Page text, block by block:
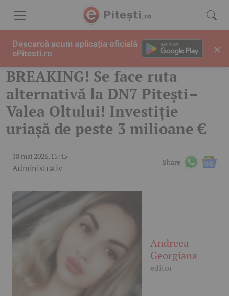
BREAKING! Se face ruta
alternativă la DN7 Pitești–
Valea Oltului! Investiție
uriașă de peste 3 milioane €
18 mai 2026, 15:45
Administrativ
Share
Andreea
Georgiana
editor
Descarcă acum aplicația oficială
ePitesti.ro
×